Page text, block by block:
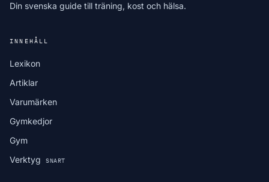
Din svenska guide till träning, kost och hälsa.
INNEHÅLL
Lexikon
Artiklar
Varumärken
Gymkedjor
Gym
Verktyg
SNART